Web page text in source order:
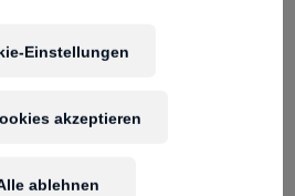
€
Versandin AT & DE
vorrätig
Einstellungen
ablehnen
akzeptieren